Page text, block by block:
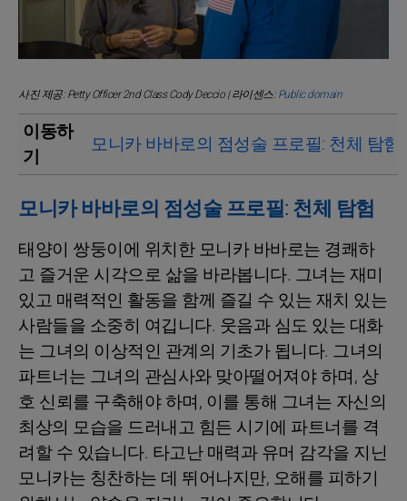
사진 제공: Petty Officer 2nd Class Cody Deccio | 라이센스:Public domain
이동하
기
모니카 바바로의 점성술 프로필: 천체 탐험
모니카 바바로의 점성술 프로필: 천체 탐험
태양이 쌍둥이에 위치한 모니카 바바로는 경쾌하
고 즐거운 시각으로 삶을 바라봅니다. 그녀는 재미
있고 매력적인 활동을 함께 즐길 수 있는 재치 있는
사람들을 소중히 여깁니다. 웃음과 심도 있는 대화
는 그녀의 이상적인 관계의 기초가 됩니다. 그녀의
파트너는 그녀의 관심사와 맞아떨어져야 하며, 상
호 신뢰를 구축해야 하며, 이를 통해 그녀는 자신의
최상의 모습을 드러내고 힘든 시기에 파트너를 격
려할 수 있습니다. 타고난 매력과 유머 감각을 지닌
모니카는 칭찬하는 데 뛰어나지만, 오해를 피하기